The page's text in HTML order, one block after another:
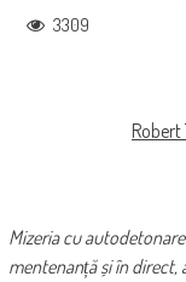
3309
Mizeria cu
mentenanță și în direct,